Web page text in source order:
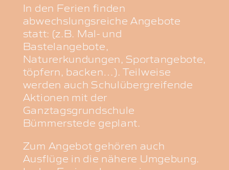
In den Ferien finden
abwechslungsreiche Angebote
statt: (z.B. Mal- und
Bastelangebote,
Naturerkundungen, Sportangebote,
töpfern, backen…). Teilweise
werden auch Schulübergreifende
Aktionen mit der
Ganztagsgrundschule
Bümmerstede geplant.
Zum Angebot gehören auch
Ausflüge in die nähere Umgebung.